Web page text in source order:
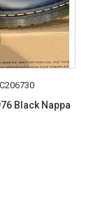
Black Nappa